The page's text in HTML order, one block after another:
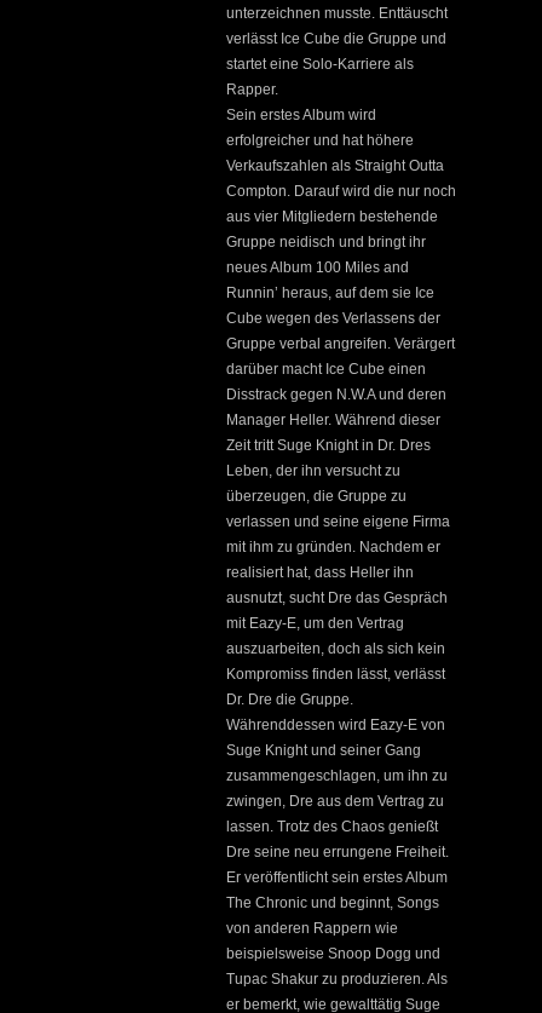
unterzeichnen musste. Enttäuscht
verlässt Ice Cube die Gruppe und
startet eine Solo-Karriere als
Rapper.
Sein erstes Album wird
erfolgreicher und hat höhere
Verkaufszahlen als Straight Outta
Compton. Darauf wird die nur noch
aus vier Mitgliedern bestehende
Gruppe neidisch und bringt ihr
neues Album 100 Miles and
Runnin’ heraus, auf dem sie Ice
Cube wegen des Verlassens der
Gruppe verbal angreifen. Verärgert
darüber macht Ice Cube einen
Disstrack gegen N.W.A und deren
Manager Heller. Während dieser
Zeit tritt Suge Knight in Dr. Dres
Leben, der ihn versucht zu
überzeugen, die Gruppe zu
verlassen und seine eigene Firma
mit ihm zu gründen. Nachdem er
realisiert hat, dass Heller ihn
ausnutzt, sucht Dre das Gespräch
mit Eazy-E, um den Vertrag
auszuarbeiten, doch als sich kein
Kompromiss finden lässt, verlässt
Dr. Dre die Gruppe.
Währenddessen wird Eazy-E von
Suge Knight und seiner Gang
zusammengeschlagen, um ihn zu
zwingen, Dre aus dem Vertrag zu
lassen. Trotz des Chaos genießt
Dre seine neu errungene Freiheit.
Er veröffentlicht sein erstes Album
The Chronic und beginnt, Songs
von anderen Rappern wie
beispielsweise Snoop Dogg und
Tupac Shakur zu produzieren. Als
er bemerkt, wie gewalttätig Suge